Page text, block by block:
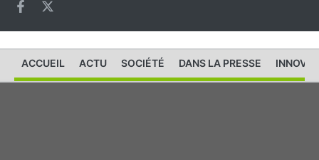
ACCUEIL ACTU SOCIÉTÉ DANS LA PRESSE